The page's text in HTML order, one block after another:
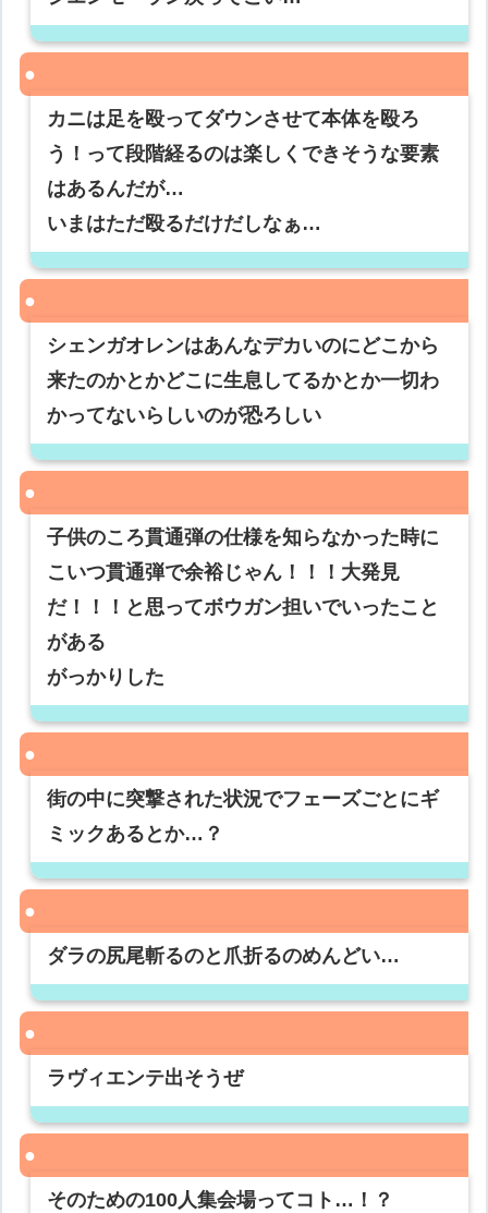
カニは足を殴ってダウンさせて本体を殴ろ
う！って段階経るのは楽しくできそうな要素
はあるんだが…
いまはただ殴るだけだしなぁ…
シェンガオレンはあんなデカいのにどこから
来たのかとかどこに生息してるかとか一切わ
かってないらしいのが恐ろしい
子供のころ貫通弾の仕様を知らなかった時に
こいつ貫通弾で余裕じゃん！！！大発見
だ！！！と思ってボウガン担いでいったこと
がある
がっかりした
街の中に突撃された状況でフェーズごとにギ
ミックあるとか…？
ダラの尻尾斬るのと爪折るのめんどい…
ラヴィエンテ出そうぜ
そのための100人集会場ってコト…！？